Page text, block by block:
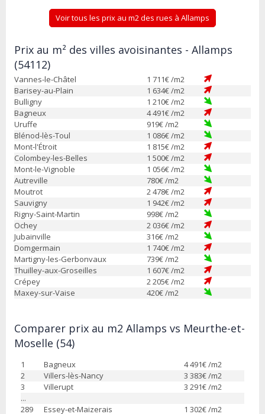
Voir tous les prix au m2 des rues à Allamps
Prix au m² des villes avoisinantes - Allamps
(54112)
Vannes-le-Châtel 1 711€ /m2
Barisey-au-Plain
1 634€ /m2
Bulligny
1 210€ /m2
Bagneux
4 491€ /m2
Uruffe
919€ /m2
Blénod-lès-Toul
1 086€ /m2
Mont-l'Étroit
1 815€ /m2
Colombey-les-Belles
1 500€ /m2
Mont-le-Vignoble
1 056€ /m2
Autreville
780€ /m2
Moutrot
2 478€ /m2
Sauvigny
1 942€ /m2
Rigny-Saint-Martin
998€ /m2
Ochey
2 036€ /m2
Jubainville
316€ /m2
Domgermain
1 740€ /m2
Martigny-les-Gerbonvaux
739€ /m2
Thuilley-aux-Groseilles
1 607€ /m2
Crépey
2 205€ /m2
Maxey-sur-Vaise
420€ /m2
Comparer prix au m2 Allamps vs Meurthe-et-
Moselle (54)
1 Bagneux 4 491€ /m2
2
Villers-lès-Nancy 3 383€ /m2
3
Villerupt 3 291€ /m2
...
289
Essey-et-Maizerais 1 302€ /m2